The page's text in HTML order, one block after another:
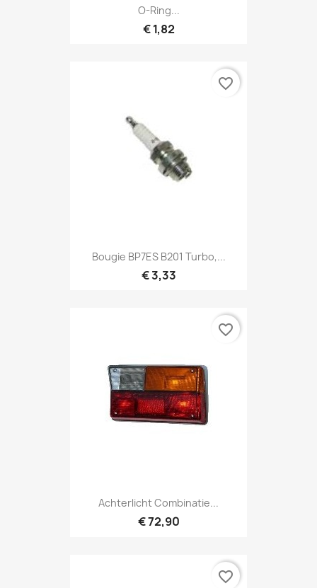
O-Ring...
€ 1,82
Bougie BP7ES B201 Turbo,...
€ 3,33
favorite_border
Achterlicht Combinatie...
€ 72,90
favorite_border
favorite_border